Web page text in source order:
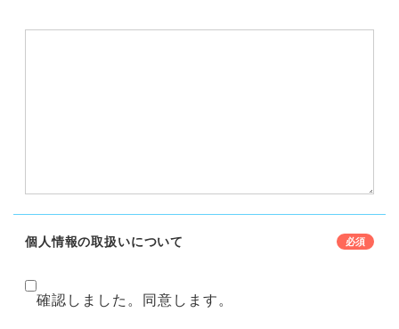
個人情報の取扱いについて
確認しました。同意します。